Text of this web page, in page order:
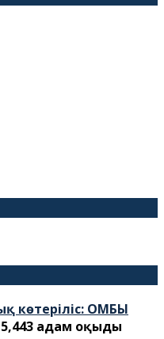
көтеріліс: ОМБЫ
адам оқыды